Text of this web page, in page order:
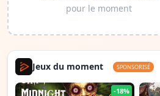
pour le moment
Jeux du moment SPONSORISÉ
-18%